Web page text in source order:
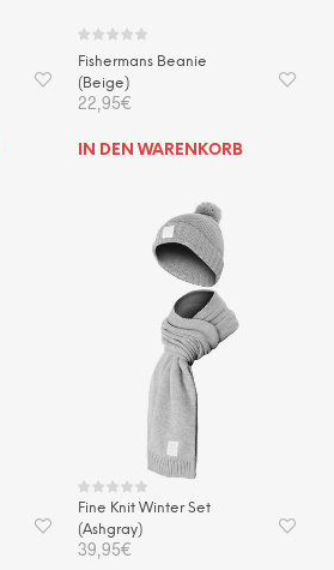
Fishermans Beanie
(Beige)
22,95€
IN DEN WARENKORB
Fine Knit Winter Set
(Ashgray)
39,95€